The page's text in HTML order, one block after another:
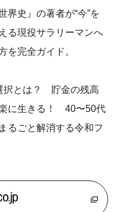
界史』の著者が“今”を
る現役サラリーマンへ
を完全ガイド。
択とは？ 貯金の残高
に生きる！ 40〜50代
るごと解消する令和フ